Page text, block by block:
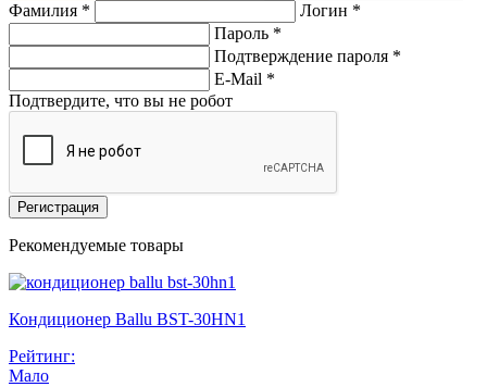
Фамилия *
Логин *
Пароль *
Подтверждение пароля *
E-Mail *
Подтвердите, что вы не робот
Регистрация
Рекомендуемые товары
Кондиционер Ballu BST-30HN1
Рейтинг:
Мало